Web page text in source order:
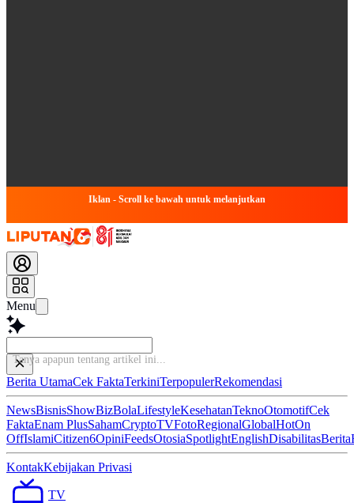
Iklan - Scroll ke bawah untuk melanjutkan
Menu
Tanya apapun tentang artikel ini...
Berita UtamaCek FaktaTerkiniTerpopulerRekomendasi
NewsBisnisShowBizBolaLifestyleKesehatanTeknoOtomotifCek
FaktaEnam PlusSahamCryptoTVFotoRegionalGlobalHotOn
OffIslamiCitizen6OpiniFeedsOtosiaSpotlightEnglishDisabilitasBerita
KontakKebijakan Privasi
TV